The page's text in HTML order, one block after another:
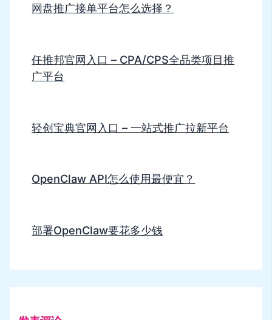
网盘推广接单平台怎么选择？
任推邦官网入口 – CPA/CPS全品类项目推
广平台
轻创宝典官网入口 – 一站式推广拉新平台
OpenClaw API怎么使用最便宜？
部署OpenClaw要花多少钱